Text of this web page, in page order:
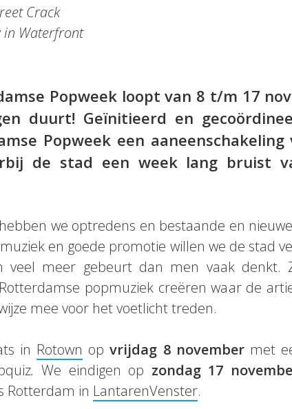
Crack
in Waterfront
Popweek loopt van 8 t/m 17
duurt! Geïnitieerd en
Popweek een
de stad een week lang bruist
we optredens en bestaande en
en goede promotie willen we de stad
meer gebeurt dan men vaak denkt.
popmuziek creëren waar de
mee voor het voetlicht treden.
in Rotown opvrijdag 8 novembermet
.We eindigen op zondag 17
Rotterdam in LantarenVenster.